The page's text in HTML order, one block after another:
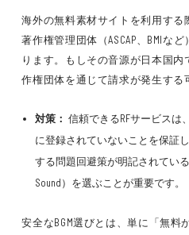
海外の無料素材サイトを利用する
著作権管理団体（ASCAP、BMIな
ります。もしその音源が日本国
作権団体を通じて請求が発生する
対策： 信頼できるRFサービスは
に登録されていないことを保証
する問題回避策が明記されてい
Sound）を選ぶことが重要です。
安全なBGM選びとは、単に「無料